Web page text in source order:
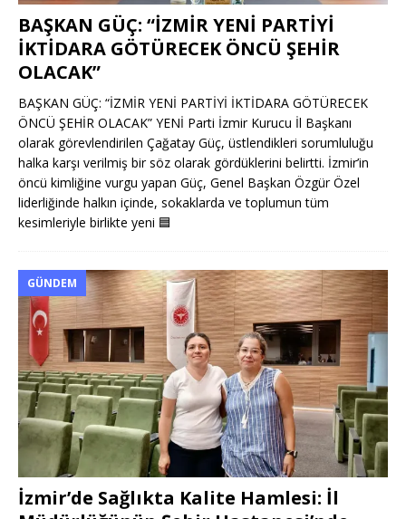
BAŞKAN GÜÇ: “İZMİR YENİ PARTİYİ
İKTİDARA GÖTÜRECEK ÖNCÜ ŞEHİR
OLACAK”
BAŞKAN GÜÇ: “İZMİR YENİ PARTİYİ İKTİDARA GÖTÜRECEK
ÖNCÜ ŞEHİR OLACAK” YENİ Parti İzmir Kurucu İl Başkanı
olarak görevlendirilen Çağatay Güç, üstlendikleri sorumluluğu
halka karşı verilmiş bir söz olarak gördüklerini belirtti. İzmir’in
öncü kimliğine vurgu yapan Güç, Genel Başkan Özgür Özel
liderliğinde halkın içinde, sokaklarda ve toplumun tüm
kesimleriyle birlikte yeni 🟦
GÜNDEM
İzmir’de Sağlıkta Kalite Hamlesi: İl